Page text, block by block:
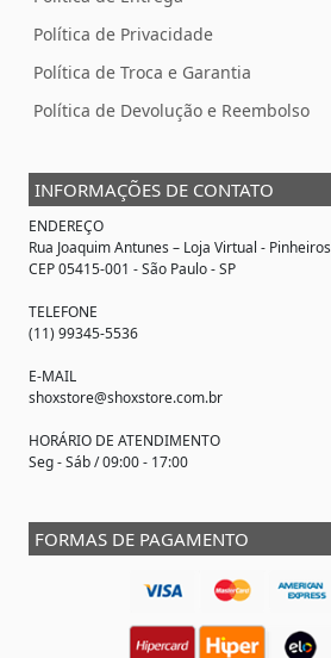
Política de Privacidade
Política de Troca e Garantia
Política de Devolução e Reembolso
INFORMAÇÕES DE CONTATO
ENDEREÇO
Rua Joaquim Antunes – Loja Virtual - Pinheiros
CEP 05415-001 - São Paulo - SP
TELEFONE
(11) 99345-5536
E-MAIL
shoxstore@shoxstore.com.br
HORÁRIO DE ATENDIMENTO
Seg - Sáb / 09:00 - 17:00
FORMAS DE PAGAMENTO